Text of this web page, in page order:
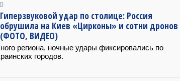
Гиперзвуковой удар по столице: Россия
обрушила на Киев «Цирконы» и сотни дронов
(ФОТО, ВИДЕО)
региона, ночные удары фиксировались по
городов.